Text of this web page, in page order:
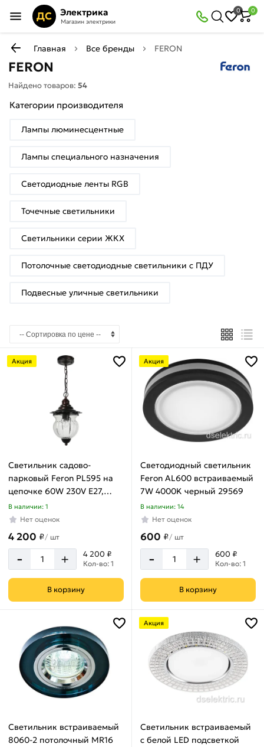
ДС Электрика
Магазин электрики
0 0
Главная Все бренды FERON
FERON
Найдено товаров:54
Категории производителя
Лампы люминесцентные
Лампы специального назначения
Светодиодные ленты RGB
Точечные светильники
Светильники серии ЖКХ
Потолочные светодиодные светильники с ПДУ
Подвесные уличные светильники
Акция
Светильник садово-
парковый Feron PL595 на
цепочке 60W 230V E27,
В наличии: 1
Нет оценок
4 200 ₽/ шт
- + 4 200 ₽
Кол-во: 1
В корзину
Акция
Светодиодный светильник
Feron AL600 встраиваемый
7W 4000K черный 29569
В наличии: 14
Нет оценок
600 ₽/ шт
- + 600 ₽
Кол-во: 1
В корзину
Светильник встраиваемый
8060-2 потолочный MR16
Акция
Светильник встраиваемый
с белой LED подсветкой